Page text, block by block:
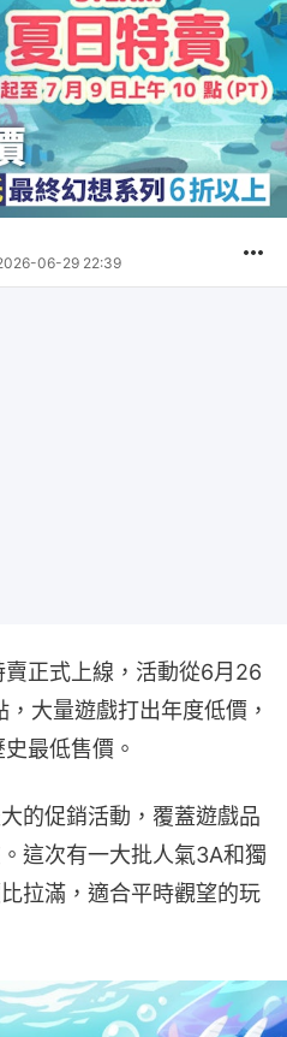
06-29 22:39
正式上線，活動從6月26
大量遊戲打出年度低價，
最低售價。
的促銷活動，覆蓋遊戲品
這次有一大批人氣3A和獨
拉滿，適合平時觀望的玩